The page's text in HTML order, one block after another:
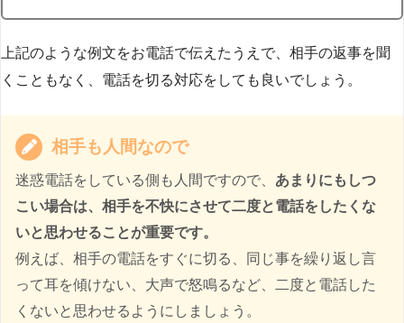
上記のような例文をお電話で伝えたうえで、相手の返事を聞
くこともなく、電話を切る対応をしても良いでしょう。
相手も人間なので
迷惑電話をしている側も人間ですので、 あまりにもしつ
こい場合は、相手を不快にさせて二度と電話をしたくな
いと思わせることが重要です。
例えば、相手の電話をすぐに切る、同じ事を繰り返し言
って耳を傾けない、大声で怒鳴るなど、二度と電話した
くないと思わせるようにしましょう。